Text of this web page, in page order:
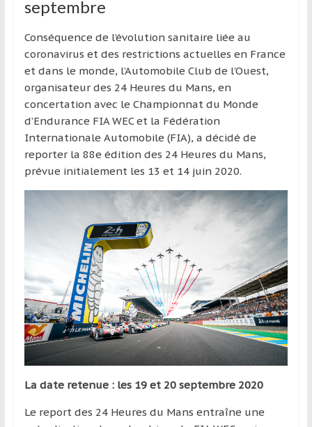
septembre
Conséquence de l’évolution sanitaire liée au
coronavirus et des restrictions actuelles en France
et dans le monde, l’Automobile Club de l’Ouest,
organisateur des 24 Heures du Mans, en
concertation avec le Championnat du Monde
d’Endurance FIA WEC et la Fédération
Internationale Automobile (FIA), a décidé de
reporter la 88e édition des 24 Heures du Mans,
prévue initialement les 13 et 14 juin 2020.
La date retenue : les 19 et 20 septembre 2020
Le report des 24 Heures du Mans entraîne une